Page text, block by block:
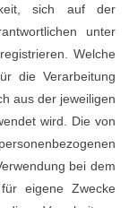
sich auf der
unter
Welche
die Verarbeitung
aus der jeweiligen
wird. Die von
bei dem
eigene Zwecke